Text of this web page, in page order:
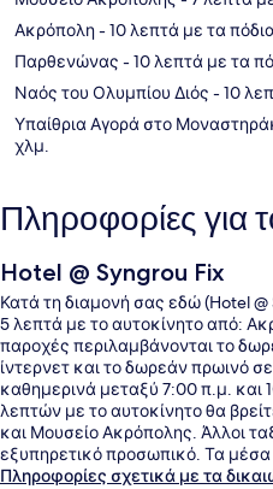
Ακρόπολη- 10 λεπτά με τα
Παρθενώνας - 10 λεπτά με τα
Ναός του Ολυμπίου Διός - 10
Υπαίθρια Αγορά στο
χλμ.
Πληροφορίες για
Hotel @ Syngrou Fix
Κατά τη διαμονή σας εδώ (Hotel
5 λεπτά με το αυτοκίνητο από:
παροχές περιλαμβάνονται το
ίντερνετ και το δωρεάν πρωινό
καθημερινά μεταξύ 7:00 π.μ. και
λεπτών με το αυτοκίνητο θα
και Μουσείο Ακρόπολης. Άλλοι
εξυπηρετικό προσωπικό. Τα
πολύ κοντινή απόσταση με τα
Πληροφορίες σχετικά με τα